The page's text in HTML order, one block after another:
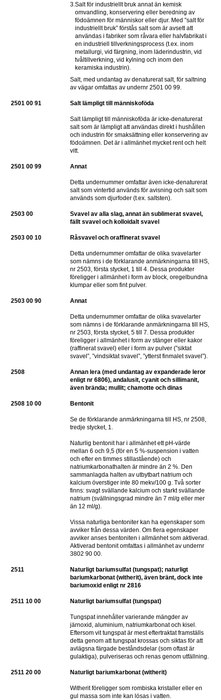
3.Salt för industriellt bruk annat än kemisk
omvandling, konservering eller beredning av
födoämnen för människor eller djur. Med ”salt för
industriellt bruk” förstås salt som är avsett att
användas i fabriker som råvara eller halvfabrikat i
en industriell tillverkningsprocess (t.ex. inom
metallurgi, vid färgning, inom läderindustrin, vid
tvåltillverkning, vid kylning och inom den
keramiska industrin).
Salt, med undantag av denaturerat salt, för saltning
av vägar omfattas av undernr 2501 00 99.
2501 00 91 Salt lämpligt till människoföda
Salt lämpligt till människoföda är icke-denaturerat
salt som är lämpligt att användas direkt i hushållen
och industrin för smaksättning eller konservering av
födoämnen. Det är i allmänhet mycket rent och helt
vitt.
2501 00 99 Annat
Detta undernummer omfattar även icke-denaturerat
salt som vintertid används för avisning och salt som
används som djurfoder (t.ex. saltsten).
2503 00
Svavel av alla slag, annat än sublimerat svavel,
fällt svavel och kolloidalt svavel
2503 00 10 Råsvavel och oraffinerat svavel
Detta undernummer omfattar de olika svavelarter
som nämns i de förklarande anmärkningarna till HS,
nr 2503, första stycket, 1 till 4. Dessa produkter
föreligger i allmänhet i form av block, oregelbundna
klumpar eller som fint pulver.
2503 00 90 Annat
Detta undernummer omfattar de olika svavelarter
som nämns i de förklarande anmärkningarna till HS,
nr 2503, första stycket, 5 till 7. Dessa produkter
föreligger i allmänhet i form av stänger eller kakor
(raffinerat svavel) eller i form av pulver (”siktat
svavel”, ”vindsiktat svavel”, ”ytterst finmalet svavel”).
2508
Annan lera (med undantag av expanderade leror
enligt nr 6806), andalusit, cyanit och sillimanit,
även brända; mullit; chamotte och dinas
2508 10 00 Bentonit
Se de förklarande anmärkningarna till HS, nr 2508,
tredje stycket, 1.
Naturlig bentonit har i allmänhet ett pH-värde
mellan 6 och 9,5 (för en 5 %-suspension i vatten
och efter en timmes stillastående) och
natriumkarbonathalten är mindre än 2 %. Den
sammanlagda halten av utbytbart natrium och
kalcium överstiger inte 80 mekv/100 g. Två sorter
finns: svagt svällande kalcium och starkt svällande
natrium (svällningsgrad mindre än 7 ml/g eller mer
än 12 ml/g).
Vissa naturliga bentoniter kan ha egenskaper som
avviker från dessa värden. Om flera egenskaper
avviker anses bentoniten i allmänhet som aktiverad.
Aktiverad bentonit omfattas i allmänhet av undernr
3802 90 00.
2511
Naturligt bariumsulfat (tungspat); naturligt
bariumkarbonat (witherit), även bränt, dock inte
bariumoxid enligt nr 2816
2511 10 00 Naturligt bariumsulfat (tungspat)
Tungspat innehåller varierande mängder av
järnoxid, aluminium, natriumkarbonat och kisel.
Eftersom vit tungspat är mest eftertraktat framställs
detta genom att tungspat krossas och siktas för att
avlägsna färgade beståndsdelar (som oftast är
gulaktiga), pulveriseras och renas genom utfällning.
2511 20 00 Naturligt bariumkarbonat (witherit)
Witherit föreligger som rombiska kristaller eller en
gul massa som inte kan lösas i vatten.